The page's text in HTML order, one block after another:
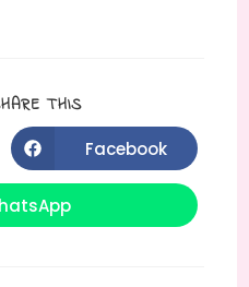
THIS
Facebook